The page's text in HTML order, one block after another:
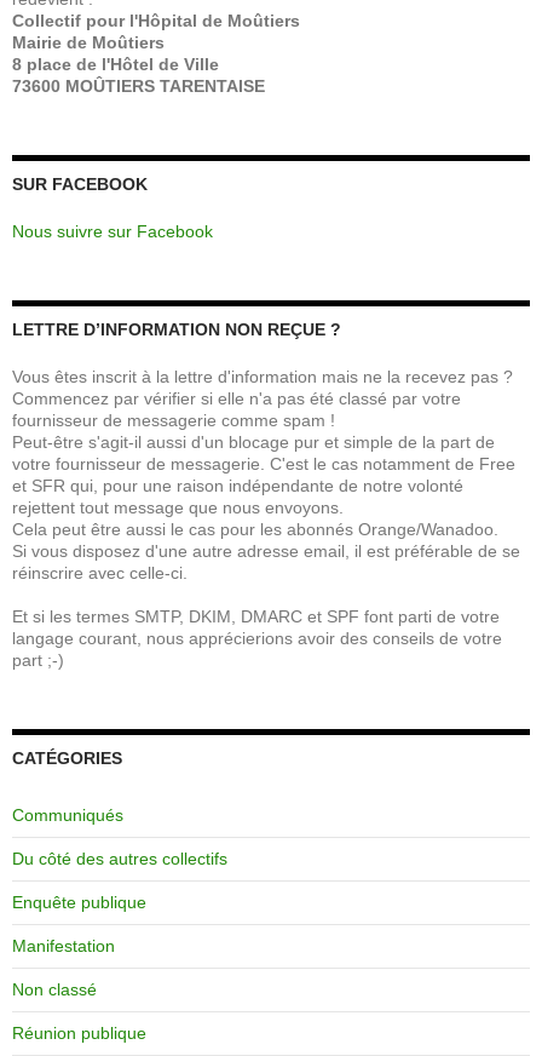
Collectif pour l'Hôpital de Moûtiers
Mairie de Moûtiers
8 place de l'Hôtel de Ville
73600 MOÛTIERS TARENTAISE
SUR FACEBOOK
Nous suivre sur Facebook
LETTRE D’INFORMATION NON REÇUE ?
Vous êtes inscrit à la lettre d'information mais ne la recevez pas ?
Commencez par vérifier si elle n'a pas été classé par votre
fournisseur de messagerie comme spam !
Peut-être s'agit-il aussi d'un blocage pur et simple de la part de
votre fournisseur de messagerie. C'est le cas notamment de Free
et SFR qui, pour une raison indépendante de notre volonté
rejettent tout message que nous envoyons.
Cela peut être aussi le cas pour les abonnés Orange/Wanadoo.
Si vous disposez d'une autre adresse email, il est préférable de se
réinscrire avec celle-ci.
Et si les termes SMTP, DKIM, DMARC et SPF font parti de votre
langage courant, nous apprécierions avoir des conseils de votre
part ;-)
CATÉGORIES
Communiqués
Du côté des autres collectifs
Enquête publique
Manifestation
Non classé
Réunion publique